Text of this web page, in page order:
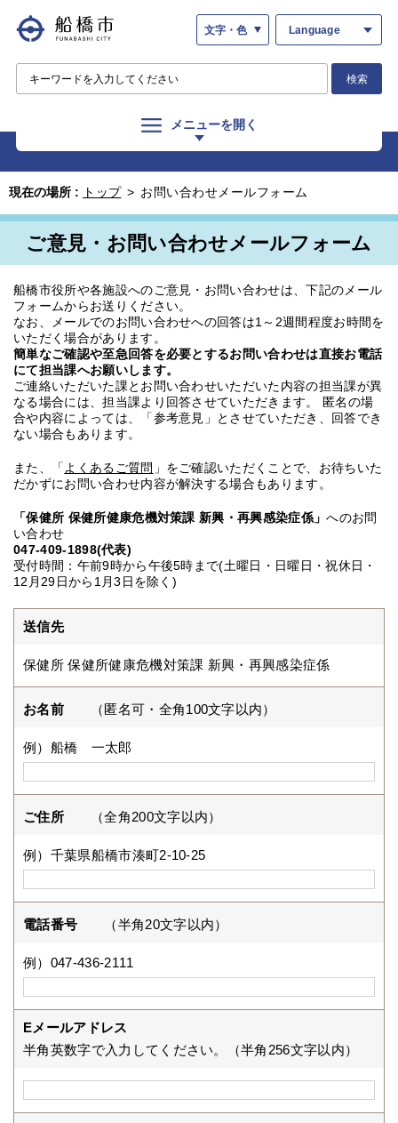
文字・色 Language
検索
メニューを開く
現在の場所 : トップ > お問い合わせメールフォーム
ご意見・お問い合わせメールフォーム
船橋市役所や各施設へのご意見・お問い合わせは、下記のメール
フォームからお送りください。
なお、メールでのお問い合わせへの回答は1～2週間程度お時間を
いただく場合があります。
簡単なご確認や至急回答を必要とするお問い合わせは直接お電話
にて担当課へお願いします。
ご連絡いただいた課とお問い合わせいただいた内容の担当課が異
なる場合には、担当課より回答させていただきます。 匿名の場
合や内容によっては、「参考意見」とさせていただき、回答でき
ない場合もあります。
また、「 よくあるご質問 」をご確認いただくことで、お待ちいた
だかずにお問い合わせ内容が解決する場合もあります。
「保健所 保健所健康危機対策課 新興・再興感染症係」へのお問
い合わせ
047-409-1898(代表)
受付時間：午前9時から午後5時まで(土曜日・日曜日・祝休日・
12月29日から1月3日を除く)
送信先
保健所 保健所健康危機対策課 新興・再興感染症係
お名前 （匿名可・全角100文字以内）
例）船橋 一太郎
ご住所 （全角200文字以内）
例）千葉県船橋市湊町2-10-25
電話番号 （半角20文字以内）
例）047-436-2111
Eメールアドレス
半角英数字で入力してください。（半角256文字以内）